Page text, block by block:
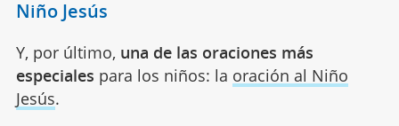
Niño Jesús
Y, por último, una de las oraciones más
especiales para los niños: la oración al Niño
Jesús.